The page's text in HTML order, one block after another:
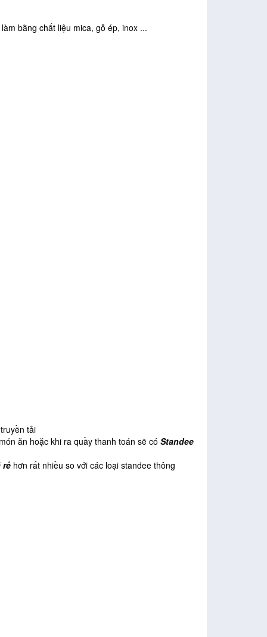
bằng chất liệu mica, gỗ ép, inox ...
tải
ăn hoặc khi ra quầy thanh toán sẽ có Standee
rẻhơn rất nhiều so với các loại standee thông